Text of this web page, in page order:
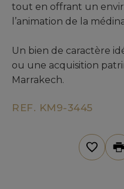
tout en offrant un
l’animation de la
Un bien de caractère
ou une acquisition
Marrakech.
REF. KM9-3445